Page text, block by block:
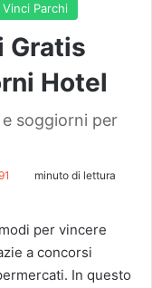
Vinci Parchi
Gratis
Hotel
soggiorni per
minuto di lettura
per vincere
a concorsi
In questo